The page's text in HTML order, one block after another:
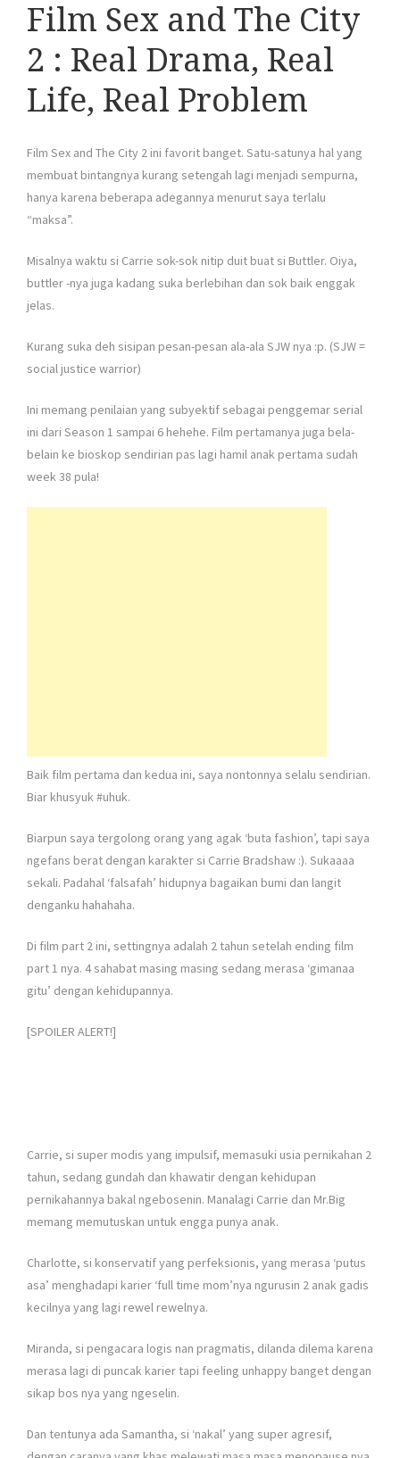
Film Sex and The City
2 : Real Drama, Real
Life, Real Problem
Film Sex and The City 2 ini favorit banget. Satu-satunya hal yang
membuat bintangnya kurang setengah lagi menjadi sempurna,
hanya karena beberapa adegannya menurut saya terlalu
“maksa”.
Misalnya waktu si Carrie sok-sok nitip duit buat si Buttler. Oiya,
buttler -nya juga kadang suka berlebihan dan sok baik enggak
jelas.
Kurang suka deh sisipan pesan-pesan ala-ala SJW nya :p. (SJW =
social justice warrior)
Ini memang penilaian yang subyektif sebagai penggemar serial
ini dari Season 1 sampai 6 hehehe. Film pertamanya juga bela-
belain ke bioskop sendirian pas lagi hamil anak pertama sudah
week 38 pula!
Baik film pertama dan kedua ini, saya nontonnya selalu sendirian.
Biar khusyuk #uhuk.
Biarpun saya tergolong orang yang agak ‘buta fashion’, tapi saya
ngefans berat dengan karakter si Carrie Bradshaw :). Sukaaaa
sekali. Padahal ‘falsafah’ hidupnya bagaikan bumi dan langit
denganku hahahaha.
Di film part 2 ini, settingnya adalah 2 tahun setelah ending film
part 1 nya. 4 sahabat masing masing sedang merasa ‘gimanaa
gitu’ dengan kehidupannya.
[SPOILER ALERT!]
Carrie, si super modis yang impulsif, memasuki usia pernikahan 2
tahun, sedang gundah dan khawatir dengan kehidupan
pernikahannya bakal ngebosenin. Manalagi Carrie dan Mr.Big
memang memutuskan untuk engga punya anak.
Charlotte, si konservatif yang perfeksionis, yang merasa ‘putus
asa’ menghadapi karier ‘full time mom’nya ngurusin 2 anak gadis
kecilnya yang lagi rewel rewelnya.
Miranda, si pengacara logis nan pragmatis, dilanda dilema karena
merasa lagi di puncak karier tapi feeling unhappy banget dengan
sikap bos nya yang ngeselin.
Dan tentunya ada Samantha, si ‘nakal’ yang super agresif,